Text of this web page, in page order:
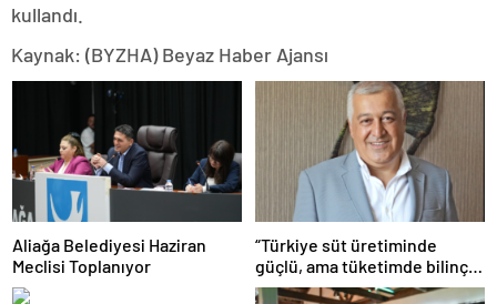
kullandı.
Kaynak: (BYZHA) Beyaz Haber Ajansı
Aliağa Belediyesi Haziran
Meclisi Toplanıyor
“Türkiye süt üretiminde
güçlü, ama tüketimde bilinç
şart”